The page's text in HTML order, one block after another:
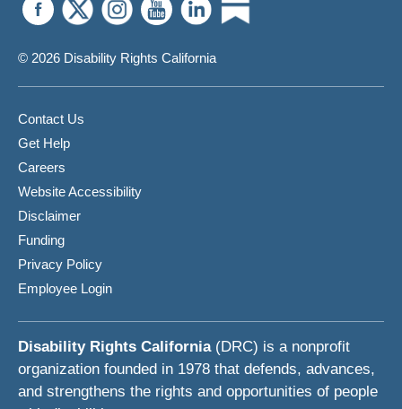
© 2026 Disability Rights California
Contact Us
Get Help
Careers
Website Accessibility
Disclaimer
Funding
Privacy Policy
Employee Login
Disability Rights California(DRC) is a nonprofit
organization founded in 1978 that defends, advances,
and strengthens the rights and opportunities of people